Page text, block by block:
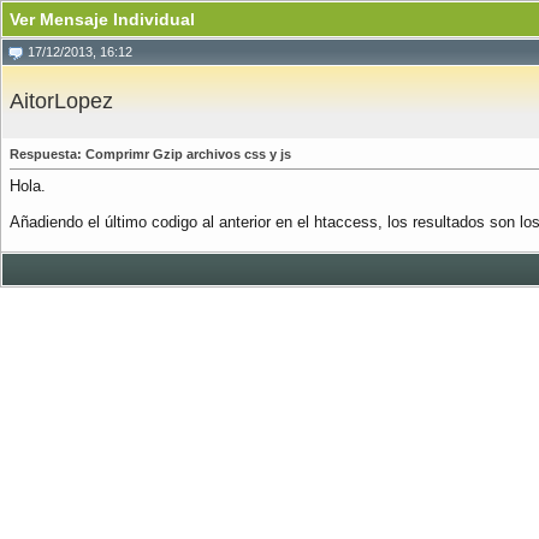
Ver Mensaje Individual
17/12/2013, 16:12
AitorLopez
Respuesta: Comprimr Gzip archivos css y js
Hola.
Añadiendo el último codigo al anterior en el htaccess, los resultados son